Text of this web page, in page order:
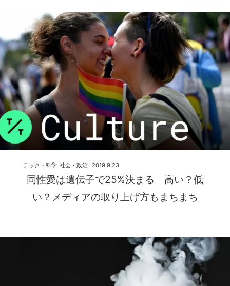
同性愛は遺伝子で25%決まる 高い？低
い？メディアの取り上げ方もまちまち
2019.9.23
テック・科学 社会・政治